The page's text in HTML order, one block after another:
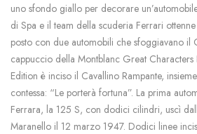
uno sfondo giallo per decorare
di Spa e il team della scuderia Ferrari
posto con due automobili che sfoggiavano il
cappuccio della Montblanc Great Characters
Edition è inciso il Cavallino Rampante,
contessa: “Le porterà fortuna”. La prima
Ferrara, la 125 S, con dodici cilindri, uscì
Maranello il 12 marzo 1947. Dodici linee